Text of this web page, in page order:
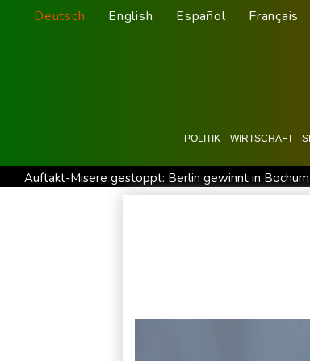
Deutsch English Español Français
POLITIK WIRTSCHAFT
Auftakt-Misere gestoppt: Berlin gewinnt in Bochum